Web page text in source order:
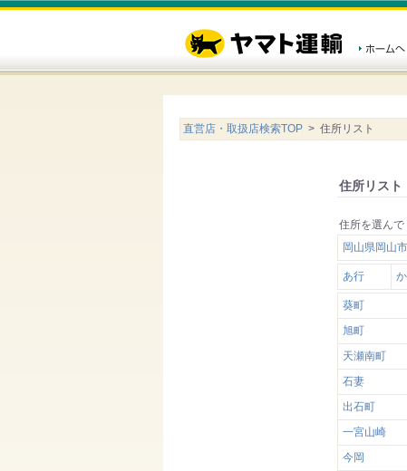
直営店・取扱店検索TOP > 住所リスト
住所リスト
住所を選んで
岡山県岡山
あ行
葵町
旭町
天瀬南町
石妻
出石町
一宮山崎
今岡